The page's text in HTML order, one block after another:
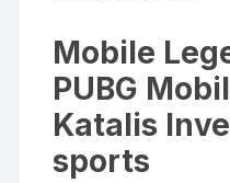
Mobile
PUBG
Katalis
sports